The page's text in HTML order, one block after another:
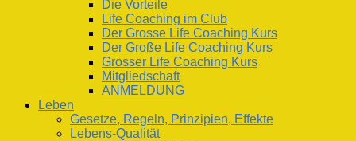
Die Vorteile
Life Coaching im Club
Der Grosse Life Coaching Kurs
Der Große Life Coaching Kurs
Grosser Life Coaching Kurs
Mitgliedschaft
ANMELDUNG
Leben
Gesetze, Regeln, Prinzipien, Effekte
Lebens-Qualität